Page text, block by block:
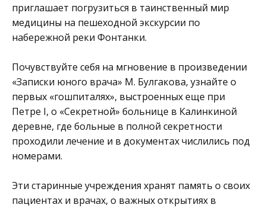
приглашает погрузиться в таинственный мир
медицины на пешеходной экскурсии по
набережной реки Фонтанки.
Почувствуйте себя на мгновение в произведении
«Записки юного врача» М. Булгакова, узнайте о
первых «гошпиталях», выстроенных еще при
Петре I, о «Секретной» больнице в Калинкиной
деревне, где больные в полной секретности
проходили лечение и в документах числились под
номерами.
Эти старинные учреждения хранят память о своих
пациентах и врачах, о важных открытиях в